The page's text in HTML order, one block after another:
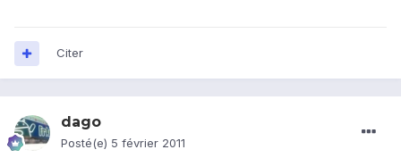
Citer
dago
Posté(e) 5 février 2011